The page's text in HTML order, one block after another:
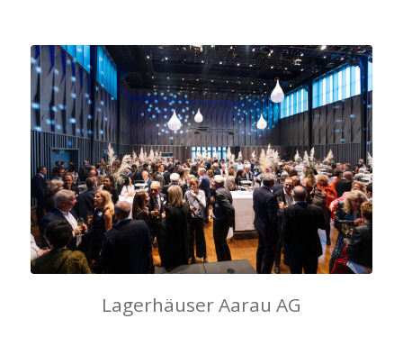
Lagerhäuser Aarau AG